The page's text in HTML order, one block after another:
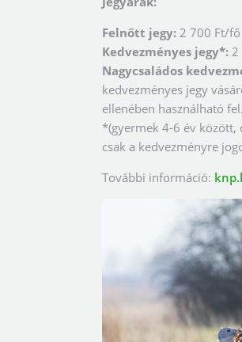
Felnőtt jegy: 2 700 Ft/fő
Kedvezményes jegy*: 2
Nagycsaládos
kedvezményes jegy
ellenében használható fel.
*(gyermek 4-6 év között,
csak a kedvezményre
További információ: